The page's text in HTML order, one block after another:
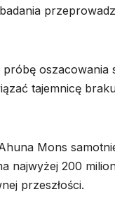
oszacowania
tajemnicę
Mons
najwyżej 200
przeszłości.